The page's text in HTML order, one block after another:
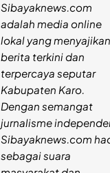
Sibayaknews.com
adalah media online
lokal yang menyajikan
berita terkini dan
terpercaya seputar
Kabupaten Karo.
Dengan semangat
jurnalisme
Sibayaknews.com
sebagai suara